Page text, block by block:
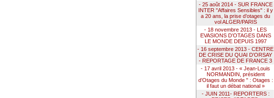
- 25 août 2014 - SUR FRANCE
INTER "Affaires Sensibles" : il y
a 20 ans, la prise d’otages du
vol ALGER/PARIS
- 18 novembre 2013 - LES
EVASIONS D’OTAGES DANS
LE MONDE DEPUIS 1997
- 16 septembre 2013 - CENTRE
DE CRISE DU QUAI D’ORSAY
- REPORTAGE DE FRANCE 3
- 17 avril 2013 - « Jean-Louis
NORMANDIN, président
d’Otages du Monde " : Otages :
il faut un débat national »
- JUIN 2011- REPORTERS :